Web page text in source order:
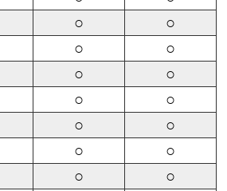
○ ○
○ ○
○ ○
○ ○
○ ○
○ ○
○ ○